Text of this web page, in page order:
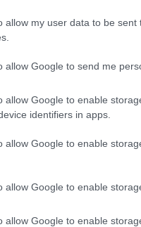
allow my user data to be
allow Google to send me
allow Google to enable
identifiers in apps.
allow Google to enable
allow Google to enable
allow Google to enable